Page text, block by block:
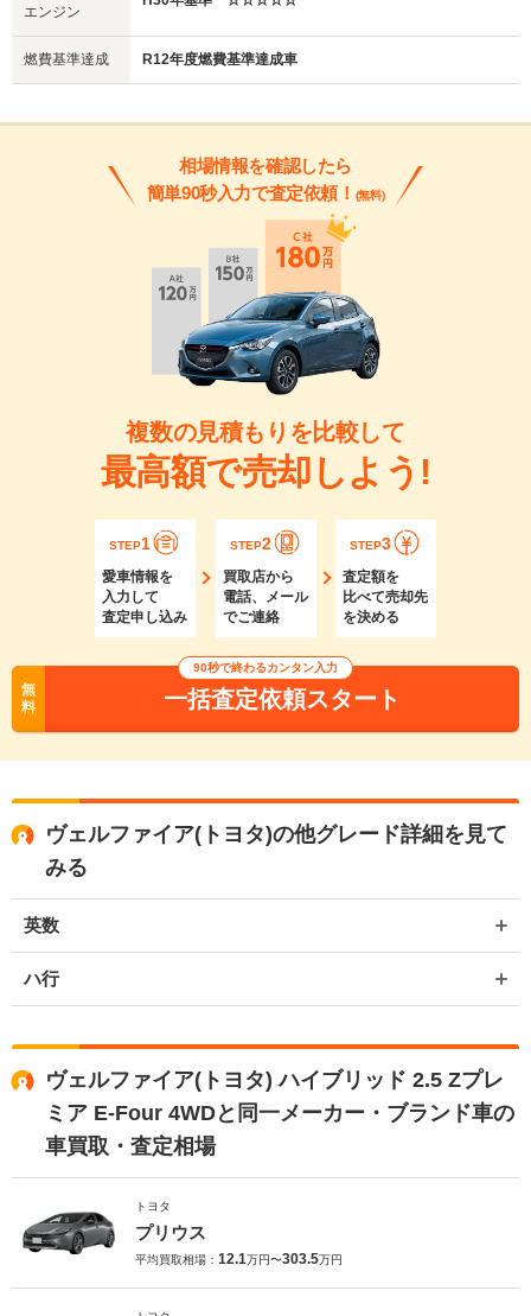
エンジン
燃費基準達成 R12年度燃費基準達成車
相場情報を確認したら
簡単90秒入力で査定依頼！ (無料)
複数の見積もりを比較して
最高額で売却しよう!
STEP1
愛車情報を
入力して
査定申し込み
STEP2
買取店から
電話、メール
でご連絡
STEP3
査定額を
比べて売却先
を決める
無
料
90秒で終わるカンタン入力
一括査定依頼スタート
ヴェルファイア(トヨタ)の他グレード詳細を見て
みる
英数
ハ行
ヴェルファイア(トヨタ) ハイブリッド 2.5 Zプレ
ミア E-Four 4WDと同一メーカー・ブランド車の
車買取・査定相場
トヨタ
プリウス
平均買取相場： 12.1万円〜303.5万円